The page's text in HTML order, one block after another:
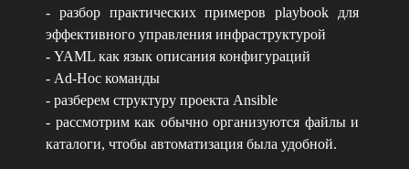
- разбор практических примеров playbook для
эффективного управления инфраструктурой
- YAML как язык описания конфигураций
- Ad‑Hoc команды
- разберем структуру проекта Ansible
- рассмотрим как обычно организуются файлы и
каталоги, чтобы автоматизация была удобной.